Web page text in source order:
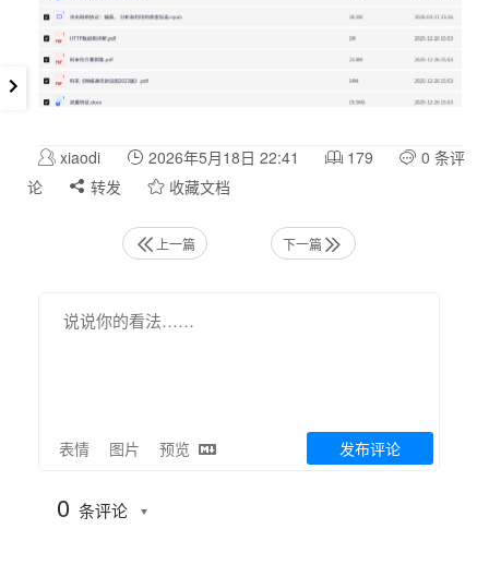
xiaodi 2026年5月18日 22:41 179
0 条评
论
转发 收藏文档
上一篇 下一篇
表情 图片 预览 发布评论
0 条评论